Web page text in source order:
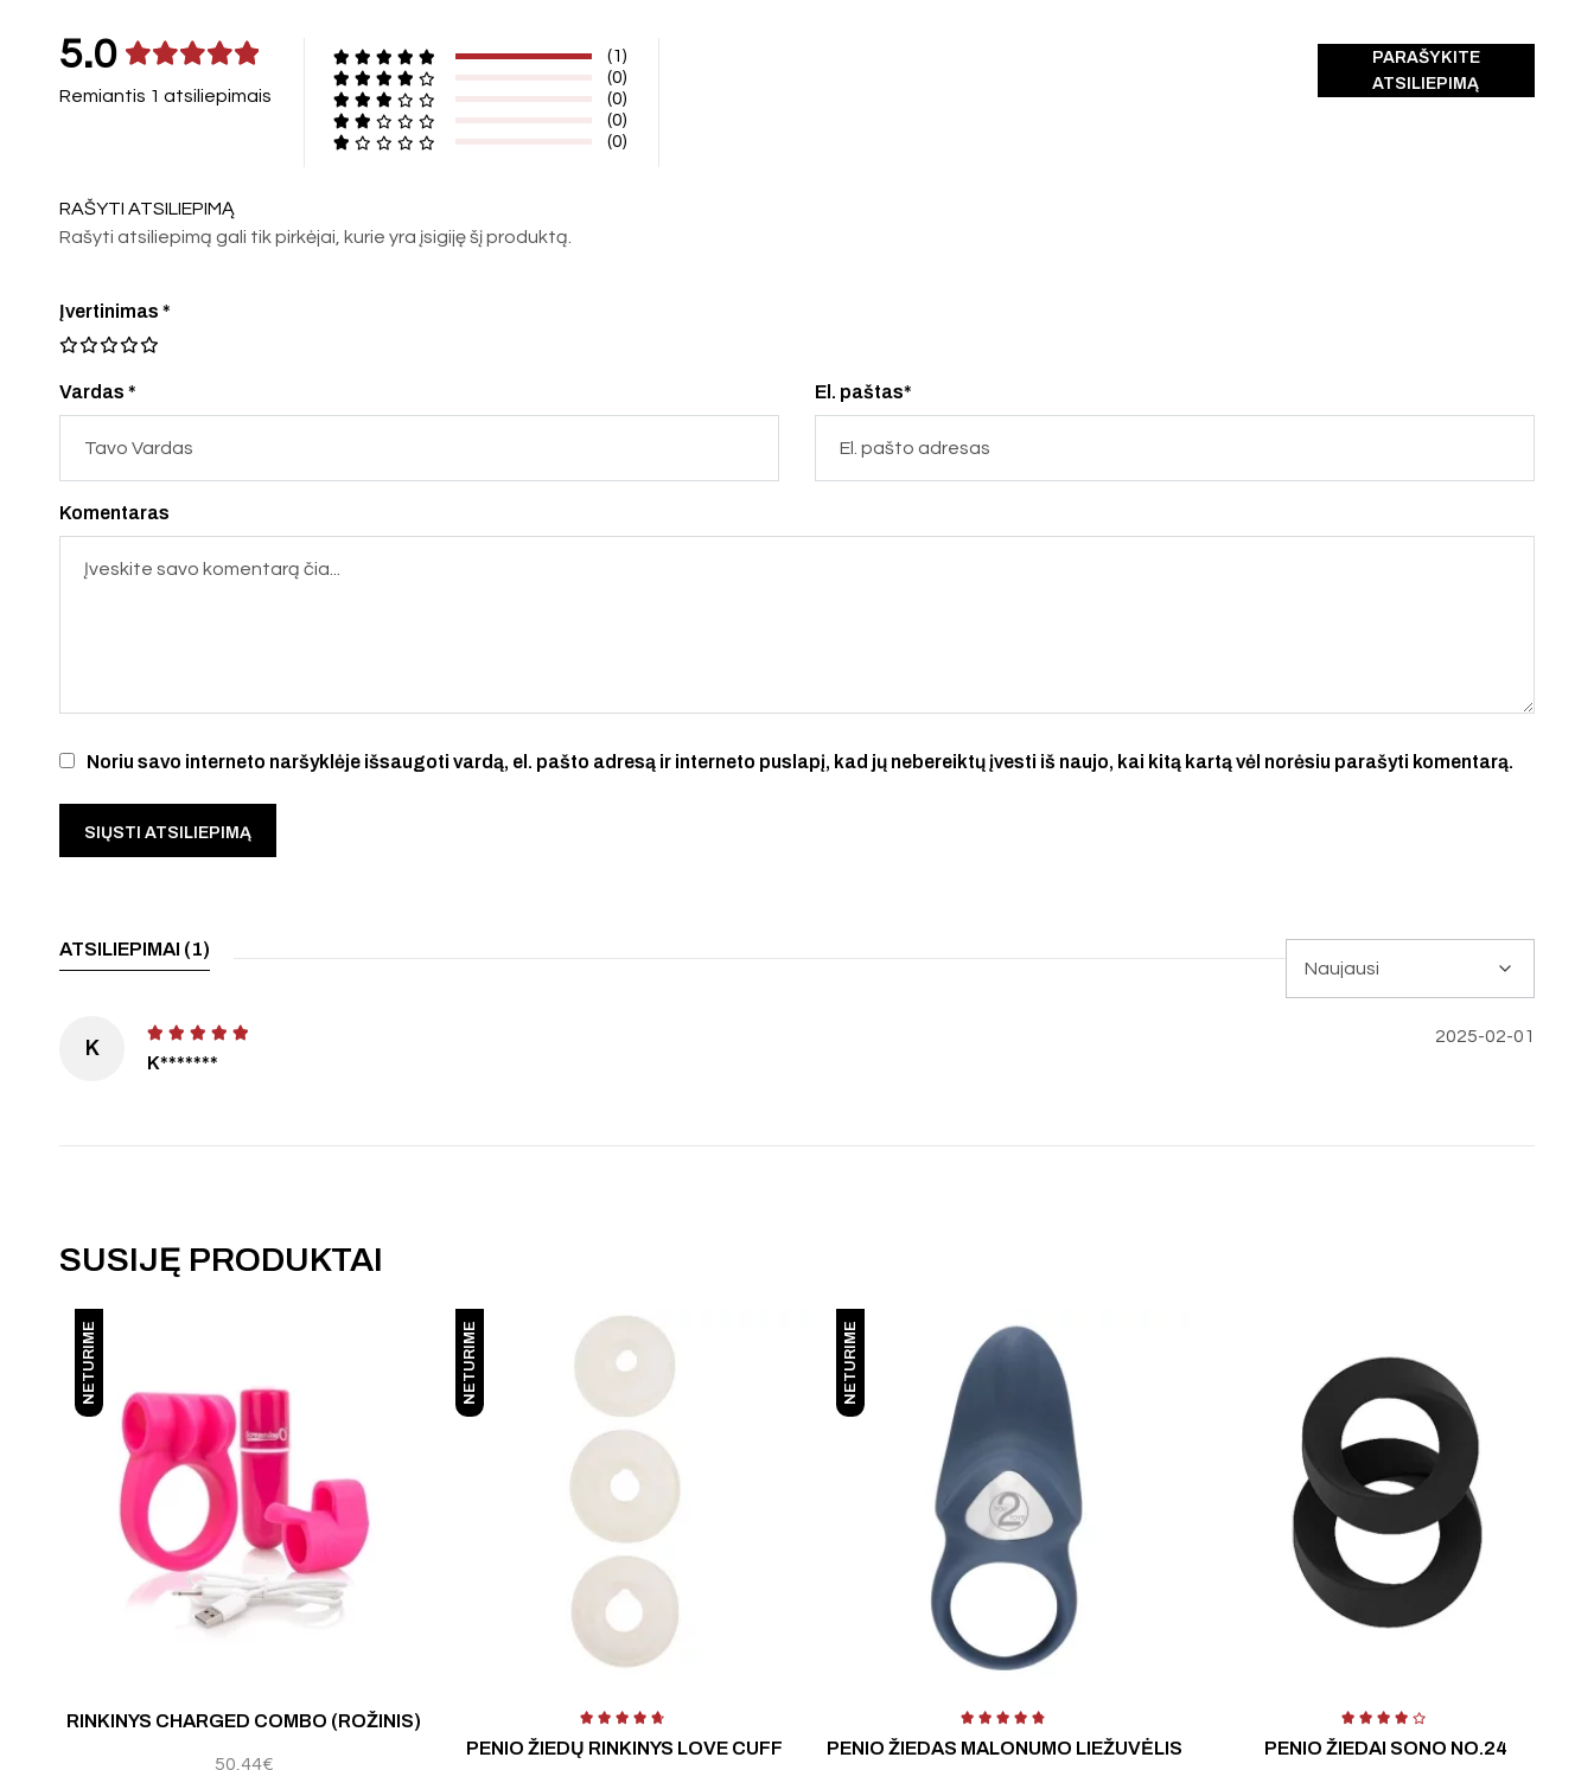
5.0
Remiantis 1 atsiliepimais
(1)
(0)
(0)
(0)
(0)
PARAŠYKITE
ATSILIEPIMĄ
RAŠYTI ATSILIEPIMĄ
Rašyti atsiliepimą gali tik pirkėjai, kurie yra įsigiję šį produktą.
Vardas * El. paštas*
Noriu savo interneto naršyklėje išsaugoti vardą, el. pašto adresą ir interneto puslapį, kad jų nebereiktų įvesti iš naujo, kai kitą kartą vėl norėsiu parašyti komentarą.
Įvertinimas*
Komentaras
ATSILIEPIMAI (1)
K
K*******
2025-02-01
SUSIJĘ PRODUKTAI
NETURIME
RINKINYS CHARGED COMBO (ROŽINIS)
50,44€
NETURIME
PENIO ŽIEDŲ RINKINYS LOVE CUFF
NETURIME
PENIO ŽIEDAS MALONUMO LIEŽUVĖLIS PENIO ŽIEDAI SONO NO.24
Įvertinimas: